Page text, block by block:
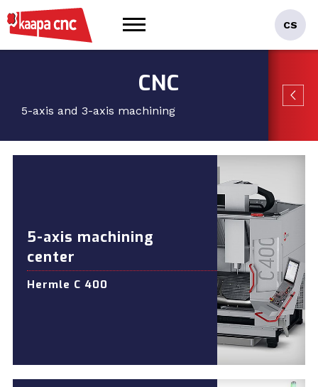
CNC
5-axis and 3-axis machining
5-axis machining
center
Hermle C 400